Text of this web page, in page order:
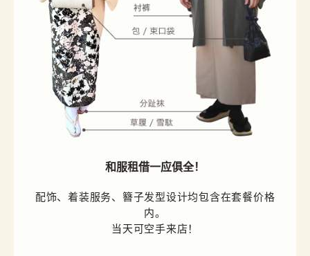
和服租借一应俱全！
配饰、着装服务、簪子发型设计均包含在套餐价格
内。
当天可空手来店！